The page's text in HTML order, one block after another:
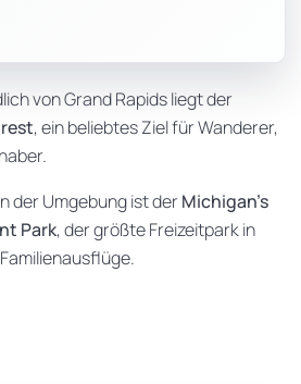
von Grand Rapids liegt der
, ein beliebtes Ziel für Wanderer,
der Umgebung ist der Michigan’s
Park, der größte Freizeitpark in